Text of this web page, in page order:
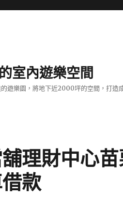
室內遊樂空間
遊樂園，將地下近2000坪的空間，打造
理財中心
款